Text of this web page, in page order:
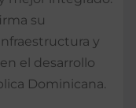
su
y
el desarrollo
Dominicana.